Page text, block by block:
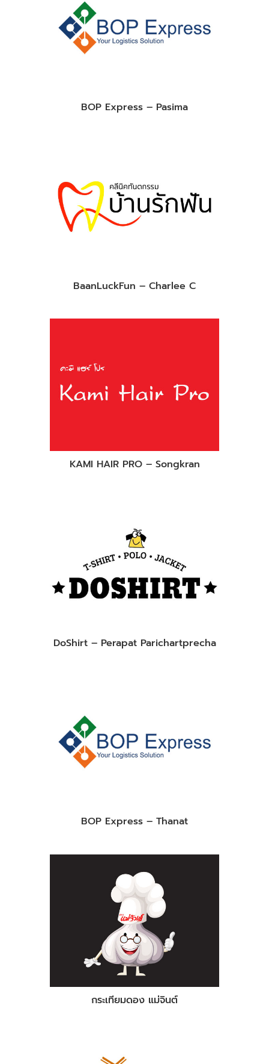
BOP Express – Pasima
BaanLuckFun – Charlee C
KAMI HAIR PRO – Songkran
DoShirt – Perapat Parichartprecha
BOP Express – Thanat
กระเทียมดอง แม่จินต์